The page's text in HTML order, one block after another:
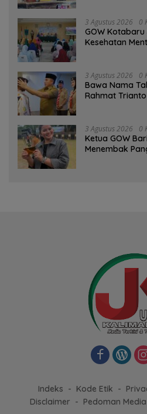
3 Agustus 2026 0
GOW
Kesehatan
3 Agustus 2026 0
Bawa Nama
Rahmat
3 Agustus 2026 0
Ketua GOW
Menembak
Indeks Kode Etik
Disclaimer
Pedoman